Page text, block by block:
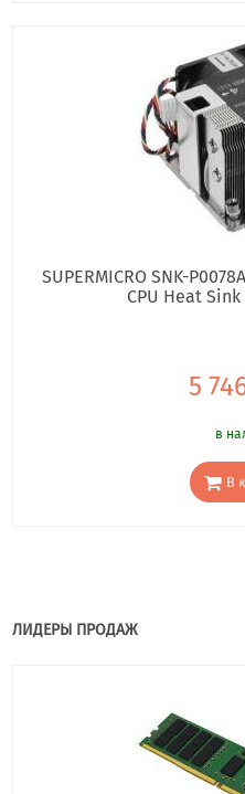
SUPERMICRO SNK-
CPU Heat Sink
5
в
В
ЛИДЕРЫ ПРОДАЖ